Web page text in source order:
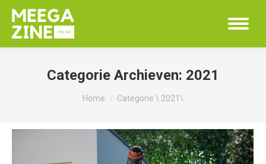
Categorie Archieven: 2021
Je bent hier:
Home Categorie \ 2021\